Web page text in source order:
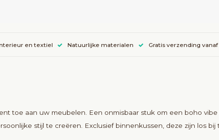
en textiel Natuurlijke materialen Gratis verzending
toe aan uw meubelen. Een onmisbaar stuk om een boho
stijl te creëren. Exclusief binnenkussen, deze zijn los bij